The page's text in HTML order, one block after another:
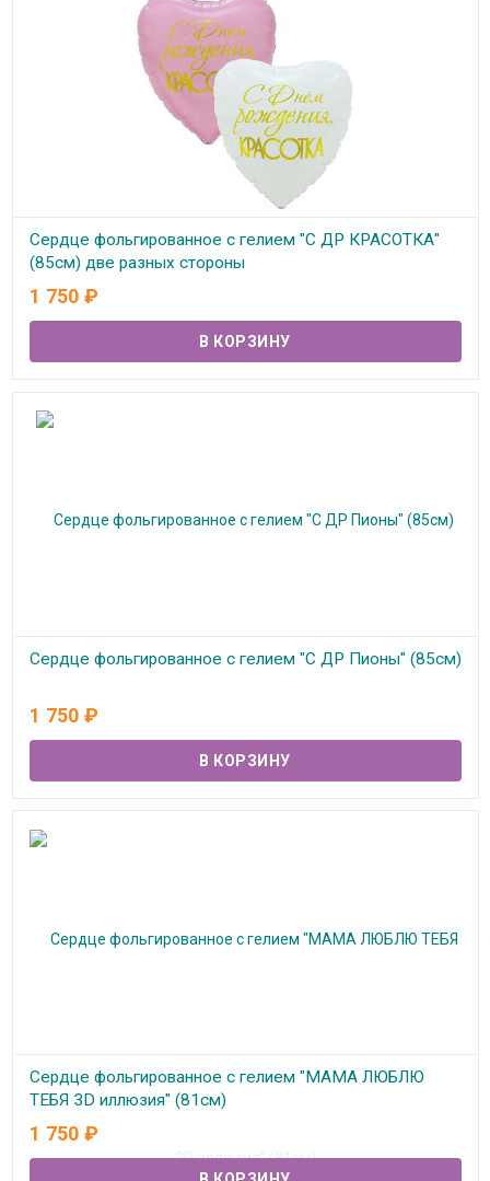
Сердце фольгированное с гелием "С ДР КРАСОТКА"
(85см) две разных стороны
В наличии
1 750 ₽
Сердце фольгированное с гелием "С ДР Пионы" (85см)
1 750 ₽
Сердце фольгированное с гелием "МАМА ЛЮБЛЮ
ТЕБЯ 3D иллюзия" (81см)
В наличии
1 750 ₽